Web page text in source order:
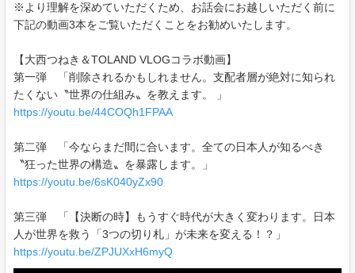
※より理解を深めていただくため、お話会にお越しいただく前に
下記の動画3本をご覧いただくことをお勧めいたします。
【大西つねき＆TOLAND VLOGコラボ動画】
第一弾 「削除されるかもしれません。支配者層が絶対に知られ
たくない〝世界の仕組み〟を教えます。 」
https://youtu.be/44COQh1FPAA
第二弾 「今ならまだ間に合います。全ての日本人が知るべき
〝狂った世界の構造〟を暴露します。」
https://youtu.be/6sK040yZx90
第三弾 「【決断の時】もうすぐ時代が大きく変わります。日本
人が世界を救う「3つの切り札」が未来を変える！？」
https://youtu.be/ZPJUXxH6myQ